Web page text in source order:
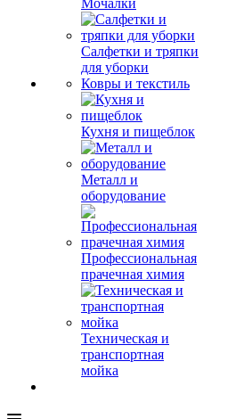
Мочалки
Салфетки и тряпки
для уборки
Ковры и текстиль
Кухня и пищеблок
Металл и
оборудование
Профессиональная
прачечная химия
Техническая и
транспортная
мойка